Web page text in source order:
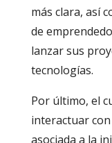
más clara, así
de
lanzar sus
tecnologías.
Por último, el
interactuar
asociada a la